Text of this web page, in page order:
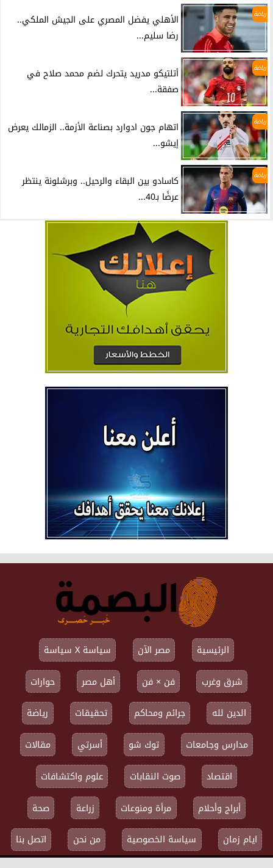
رياضة
الأهلي يفضل المصري على الجيش الملكي..
رضا سليم...
رياضة
أتلتيكو مدريد يتحرك لضم محمد صلاح في
صفقة...
رياضة
اتهام جون ادوارد بصناعة الأزمة.. الزمالك يعرض
إيشو...
رياضة
كاسادو بين البقاء والرحيل.. وبرشلونة ينتظر
عرضًا بـ40...
الرئيسية مصر الآن
سياسة X سياسة
شرق وغرب
فن × فن أهل مصر
حوارات
الدين لله
جرائم ومحاكم تحقيقات
رياضة
مدارس وجامعات
توك شو أسرتي
مقالات
اقتصاد
صوت النقابات
علوم واكتشافات
أبراج وأحلام
مرأة ومنوعات زراعة
صحة
ايام زمان
سياسة الخصوصية من نحن اتصل بنا